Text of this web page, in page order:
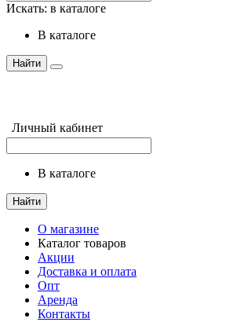
Искать: в каталоге
в каталоге
Найти
Личный кабинет
в каталоге
Найти
О магазине
Каталог товаров
Акции
Доставка и оплата
Опт
Аренда
Контакты